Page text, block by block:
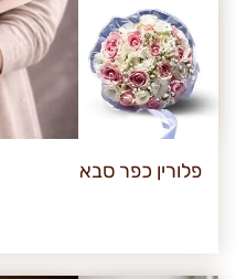
פלורין כפר סבא